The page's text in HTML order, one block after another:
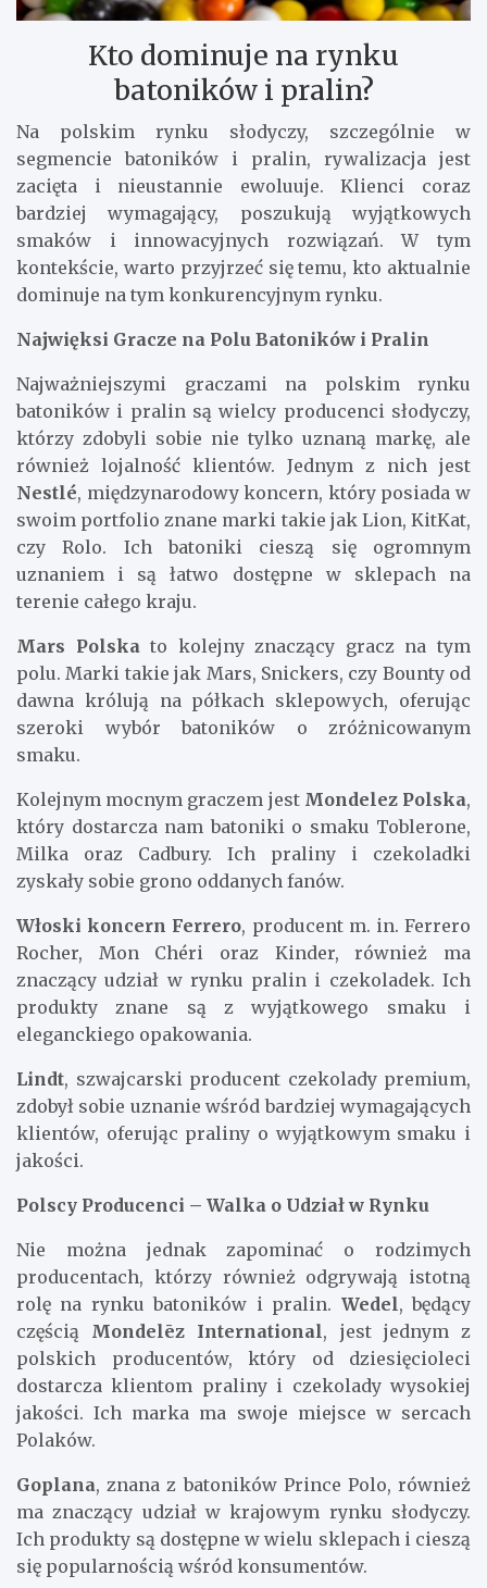
Kto dominuje na rynku
batoników i pralin?
Na polskim rynku słodyczy, szczególnie w
segmencie batoników i pralin, rywalizacja jest
zacięta i nieustannie ewoluuje. Klienci coraz
bardziej wymagający, poszukują wyjątkowych
smaków i innowacyjnych rozwiązań. W tym
kontekście, warto przyjrzeć się temu, kto aktualnie
dominuje na tym konkurencyjnym rynku.
Najwięksi Gracze na Polu Batoników i Pralin
Najważniejszymi graczami na polskim rynku
batoników i pralin są wielcy producenci słodyczy,
którzy zdobyli sobie nie tylko uznaną markę, ale
również lojalność klientów. Jednym z nich jest
Nestlé, międzynarodowy koncern, który posiada w
swoim portfolio znane marki takie jak Lion, KitKat,
czy Rolo. Ich batoniki cieszą się ogromnym
uznaniem i są łatwo dostępne w sklepach na
terenie całego kraju.
Mars Polskato kolejny znaczący gracz na tym
polu. Marki takie jak Mars, Snickers, czy Bounty od
dawna królują na półkach sklepowych, oferując
szeroki wybór batoników o zróżnicowanym
smaku.
Kolejnym mocnym graczem jest Mondelez Polska,
który dostarcza nam batoniki o smaku Toblerone,
Milka oraz Cadbury. Ich praliny i czekoladki
zyskały sobie grono oddanych fanów.
Włoski koncern Ferrero, producent m. in. Ferrero
Rocher, Mon Chéri oraz Kinder, również ma
znaczący udział w rynku pralin i czekoladek. Ich
produkty znane są z wyjątkowego smaku i
eleganckiego opakowania.
Lindt, szwajcarski producent czekolady premium,
zdobył sobie uznanie wśród bardziej wymagających
klientów, oferując praliny o wyjątkowym smaku i
jakości.
Polscy Producenci – Walka o Udział w Rynku
Nie można jednak zapominać o rodzimych
producentach, którzy również odgrywają istotną
rolę na rynku batoników i pralin. Wedel, będący
częścią Mondelēz International, jest jednym z
polskich producentów, który od dziesięcioleci
dostarcza klientom praliny i czekolady wysokiej
jakości. Ich marka ma swoje miejsce w sercach
Polaków.
Goplana, znana z batoników Prince Polo, również
ma znaczący udział w krajowym rynku słodyczy.
Ich produkty są dostępne w wielu sklepach i cieszą
się popularnością wśród konsumentów.